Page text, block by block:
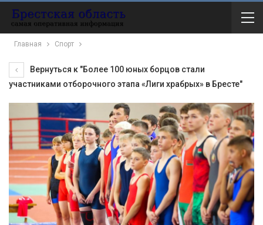
Главная Спорт
Вернуться к "Более 100 юных борцов стали
участниками отборочного этапа «Лиги храбрых» в Бресте"